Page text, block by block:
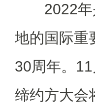
2022
地的国际重
30周年。
缔约方大会